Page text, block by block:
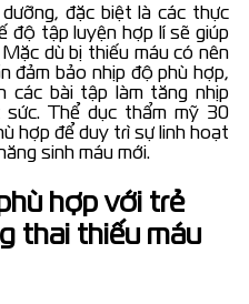
đặc biệt là các thực
độ tập luyện hợp lí sẽ giúp
dù bị thiếu máu có nên
đảm bảo nhịp độ phù hợp,
các bài tập làm tăng nhịp
Thể dục thẩm mỹ 30
hợp để duy trì sự linh hoạt
sinh máu mới.
hợp với trẻ
thai thiếu máu